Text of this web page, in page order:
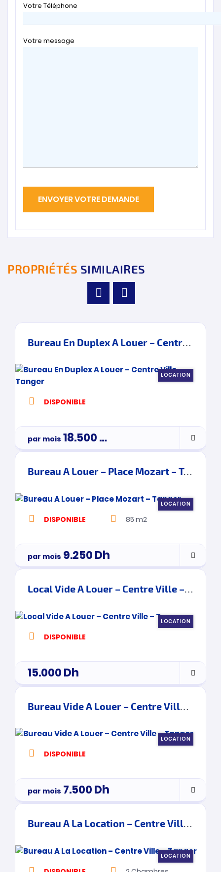
Votre Téléphone
Votre message
PROPRIÉTÉS SIMILAIRES
Bureau En Duplex A Louer – Centre Ville – Tanger
LOCATION
DISPONIBLE
par mois 18.500Dh
Bureau A Louer – Place Mozart – Tanger
LOCATION
DISPONIBLE 85 m2
par mois 9.250Dh
Local Vide A Louer – Centre Ville – Tanger
LOCATION
DISPONIBLE
15.000Dh
Bureau Vide A Louer – Centre Ville – Tanger
LOCATION
DISPONIBLE
par mois 7.500Dh
Bureau A La Location – Centre Ville – Tanger
LOCATION